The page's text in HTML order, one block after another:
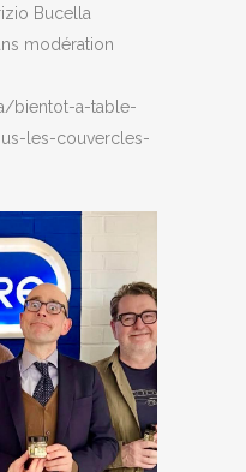
Bucella
modération
bientot-a-table-
les-couvercles-